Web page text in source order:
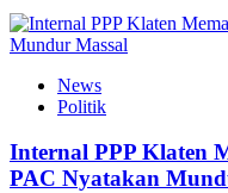
News
Politik
Internal PPP Klaten
PAC Nyatakan